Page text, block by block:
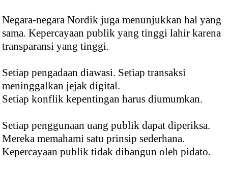
Negara-negara Nordik juga menunjukkan hal yang
sama. Kepercayaan publik yang tinggi lahir karena
transparansi yang tinggi.
Setiap pengadaan diawasi. Setiap transaksi
meninggalkan jejak digital.
Setiap konflik kepentingan harus diumumkan.
Setiap penggunaan uang publik dapat diperiksa.
Mereka memahami satu prinsip sederhana.
Kepercayaan publik tidak dibangun oleh pidato.